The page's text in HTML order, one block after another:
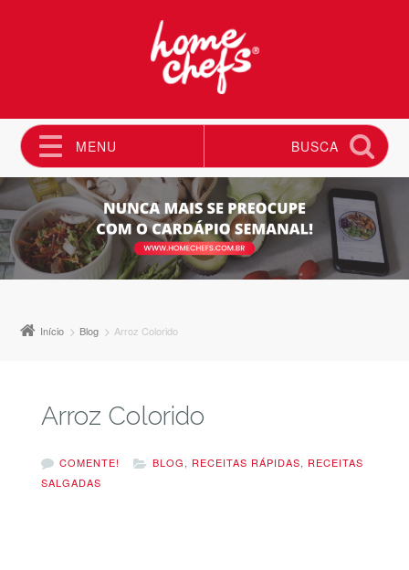
MENU
Pular para o conteúdo
BUSCA
Início Blog Arroz Colorido
Arroz Colorido
COMENTE! BLOG, RECEITAS RÁPIDAS, RECEITAS
SALGADAS